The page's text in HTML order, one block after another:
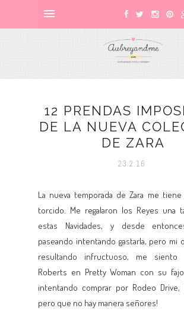
12 PRENDAS
DE LA NUEVA
DE ZARA
23.2.16
La nueva temporada de Zara me
torcido. Me regalaron los Reyes una
estas Navidades, y desde
paseando intentando gastarla, pero mi
resultando infructuoso, me siento
Roberts en Pretty Woman con su
intentando comprar por Rodeo Drive,
pero que no hay manera señores!